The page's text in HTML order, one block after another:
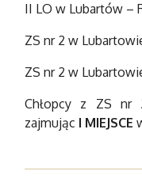
II LO w Lubartów –
ZS nr 2 w
ZS nr 2 w
Chłopcy z ZS nr
zajmując I MIEJSCE